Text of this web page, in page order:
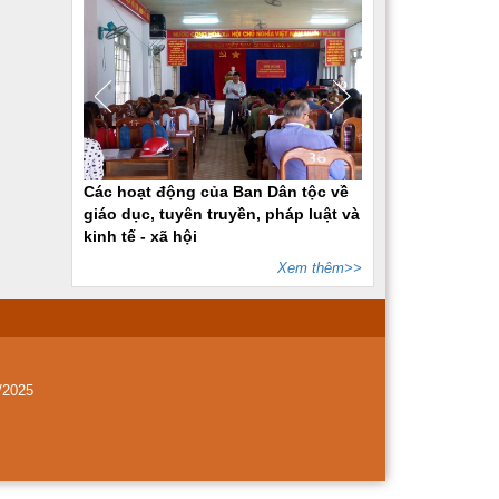
Các hoạt động của Ban Dân tộc về
giáo dục, tuyên truyền, pháp luật và
kinh tế - xã hội
Xem thêm>>